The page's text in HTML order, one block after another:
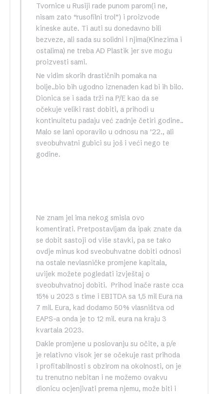
Tvornice u Rusiji rade punom parom(i ne,
nisam zato “rusofilni trol”) i proizvode
kineske aute. Ti auti su donedavno bili
bezveze, ali sada su solidni i njima(Kinezima i
ostalima) ne treba AD Plastik jer sve mogu
proizvesti sami.
Ne vidim skorih drastičnih pomaka na
bolje..bio bih ugodno iznenađen kad bi ih bilo.
Dionica se i sada trži na P/E kao da se
očekuje veliki rast dobiti, a prihodi u
kontinuitetu padaju već zadnje četiri godine..
Malo se lani oporavilo u odnosu na ’22., ali
sveobuhvatni gubici su još i veći nego te
godine.
Ne znam jel ima nekog smisla ovo
komentirati. Pretpostavljam da ipak znate da
se dobit sastoji od više stavki, pa se tako
ovdje minus kod sveobuhvatne dobiti odnosi
na ostale nevlasničke promjene kapitala,
uvijek možete pogledati izvještaj o
sveobuhvatnoj dobiti. Prihod inače raste cca
15% u 2023 s time i EBITDA sa 1,5 mil Eura na
7 mil. Eura, kad dodamo 50% vlasništva od
EAPS-a onda je to 12 mil. eura na kraju 3
kvartala 2023.
Dakle promjene u poslovanju su očite, a p/e
je relativno visok jer se očekuje rast prihoda
i profitabilnosti s obzirom na okolnosti, on je
tu trenutno nebitan i ne možemo ovakvu
dionicu ocjenjivati prema njemu, može biti i